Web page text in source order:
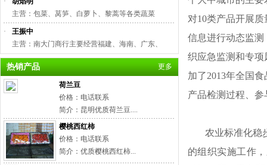
主营：包菜、莴笋、白萝卜、黎蒿等各类蔬菜
·
王振中
主营：南大门商行主要经营福建、海南、广东、
热销产品 更多
荷兰豆
价格：电话联系
简介：昆明优质荷兰豆....
樱桃西红柿
价格：电话联系
简介：优质樱桃西红柿...
对10类产品开展
信息进行动态监
织应急监测和专
加了2013年全国
产品检测过程、
农业标准化稳步
的组织实施工作